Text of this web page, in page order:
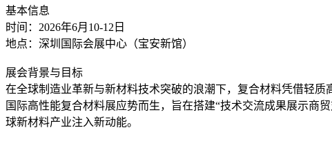
基本信息
时间：2026年6月10-12日
地点：深圳国际会展中心（宝安新馆）
展会背景与目标
在全球制造业革新与新材料技术突破的浪潮下，复合材料凭借轻
国际高性能复合材料展应势而生，旨在搭建“技术交流成果展示商
球新材料产业注入新动能。